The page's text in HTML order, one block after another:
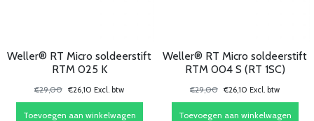
Weller® RT Micro soldeerstift
RTM 025 K
€29,00 €26,10 Excl. btw
Toevoegen aan winkelwagen
Weller® RT Micro soldeerstift
RTM 004 S (RT 1SC)
€29,00 €26,10 Excl. btw
Toevoegen aan winkelwagen